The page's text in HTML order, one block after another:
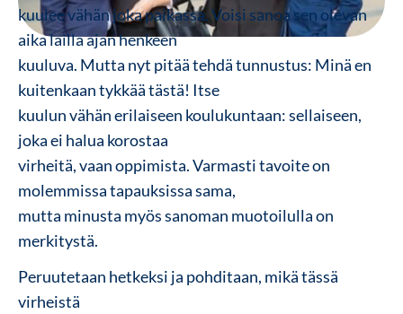
kuulee vähän joka paikassa. Voisi sanoa sen olevan
aika lailla ajan henkeen
kuuluva. Mutta nyt pitää tehdä tunnustus: Minä en
kuitenkaan tykkää tästä! Itse
kuulun vähän erilaiseen koulukuntaan: sellaiseen,
joka ei halua korostaa
virheitä, vaan oppimista. Varmasti tavoite on
molemmissa tapauksissa sama,
mutta minusta myös sanoman muotoilulla on
merkitystä.
Peruutetaan hetkeksi ja pohditaan, mikä tässä
virheistä